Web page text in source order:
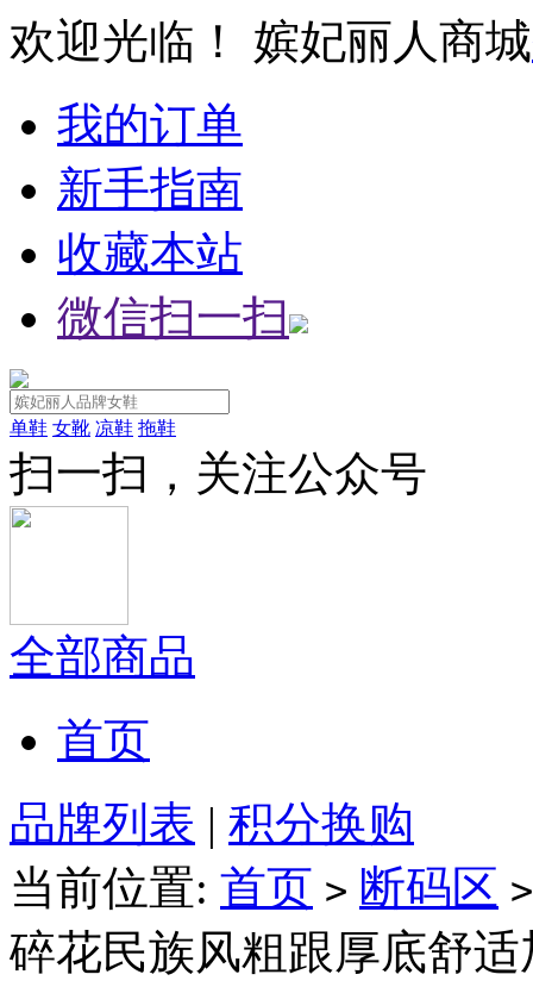
欢迎光临！ 嫔妃丽人商城
我的订单
新手指南
收藏本站
微信扫一扫
单鞋 女靴 凉鞋 拖鞋
扫一扫，关注公众号
全部商品
首页
品牌列表 | 积分换购
当前位置: 首页 > 断码区 >
碎花民族风粗跟厚底舒